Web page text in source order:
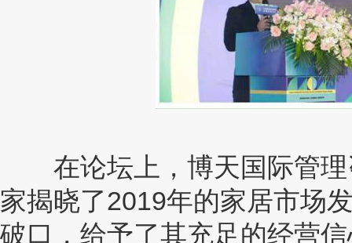
在论坛上，博天国际管理
家揭晓了2019年的家居市场
破口，给予了其充足的经营